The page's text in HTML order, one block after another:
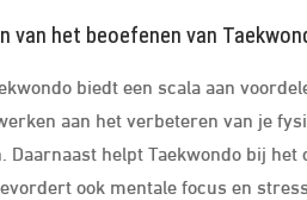
van het beoefenen van
biedt een scala aan
aan het verbeteren van je
Daarnaast helpt Taekwondo bij
ook mentale focus en